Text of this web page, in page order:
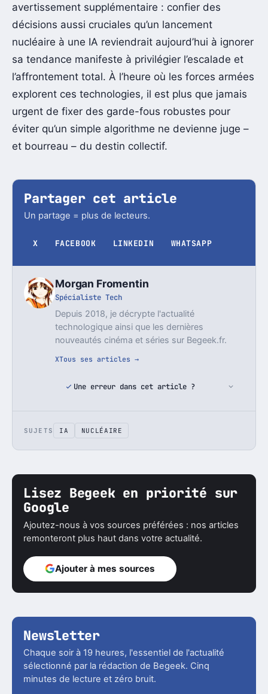
avertissement supplémentaire : confier des
décisions aussi cruciales qu’un lancement
nucléaire à une IA reviendrait aujourd’hui à ignorer
sa tendance manifeste à privilégier l’escalade et
l’affrontement total. À l’heure où les forces armées
explorent ces technologies, il est plus que jamais
urgent de fixer des garde-fous robustes pour
éviter qu’un simple algorithme ne devienne juge –
et bourreau – du destin collectif.
Partager cet article
Un partage = plus de lecteurs.
X FACEBOOK LINKEDIN WHATSAPP
Morgan Fromentin
Spécialiste Tech
Depuis 2018, je décrypte l'actualité
technologique ainsi que les dernières
nouveautés cinéma et séries sur Begeek.fr.
XTous ses articles →
Une erreur dans cet article ?
SUJETS IA NUCLÉAIRE
Lisez Begeek en priorité sur
Google
Ajoutez-nous à vos sources préférées : nos articles
remonteront plus haut dans votre actualité.
Ajouter à mes sources
Newsletter
Chaque soir à 19 heures, l'essentiel de l'actualité
sélectionné par la rédaction de Begeek. Cinq
minutes de lecture et zéro bruit.